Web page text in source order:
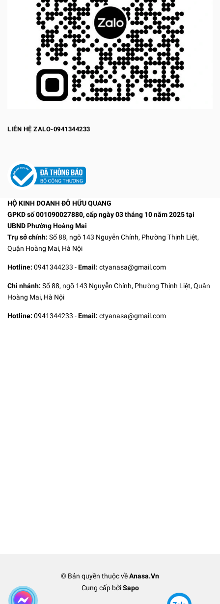
LIÊN HỆ ZALO-0941344233
HỘ KINH DOANH ĐỖ HỮU QUANG
GPKD số 001090027880, cấp ngày 03 tháng 10 năm 2025 tại
UBND Phường Hoàng Mai
Trụ sở chính: Số 88, ngõ 143 Nguyễn Chính, Phường Thịnh Liệt,
Quận Hoàng Mai, Hà Nội
Hotline: 0941344233 -Email: ctyanasa@gmail.com
Chi nhánh: Số 88, ngõ 143 Nguyễn Chính, Phường Thịnh Liệt, Quận
Hoàng Mai, Hà Nội
Hotline: 0941344233 -Email: ctyanasa@gmail.com
© Bản quyền thuộc vềAnasa.Vn
Cung cấp bởi Sapo